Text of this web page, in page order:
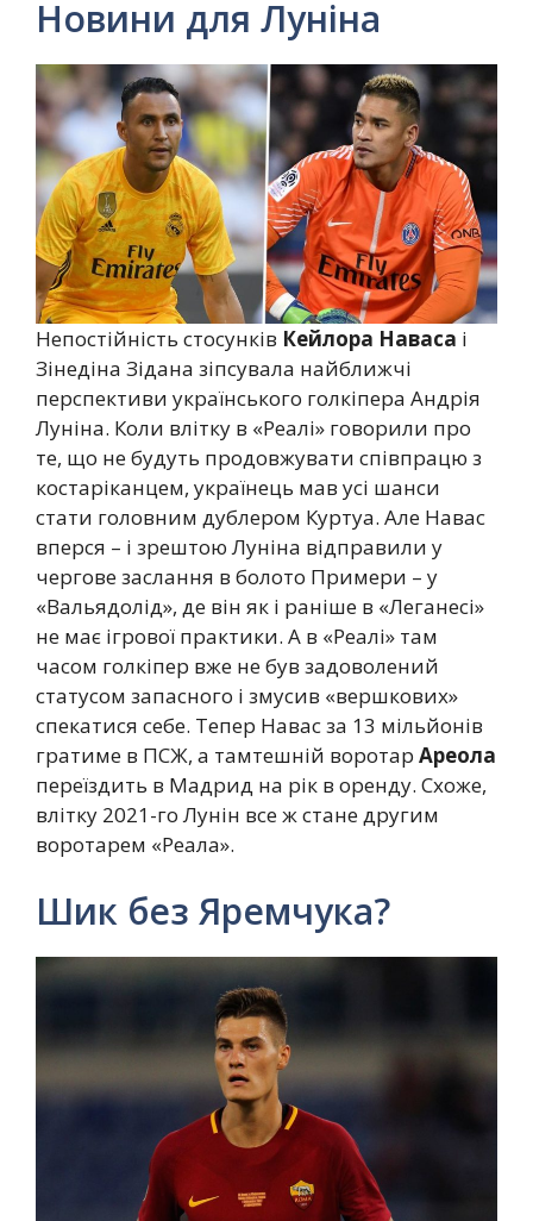
Новини для Луніна
Непостійність стосунків Кейлора Наваса і
Зінедіна Зідана зіпсувала найближчі
перспективи українського голкіпера Андрія
Луніна. Коли влітку в «Реалі» говорили про
те, що не будуть продовжувати співпрацю з
костаріканцем, українець мав усі шанси
стати головним дублером Куртуа. Але Навас
вперся – і зрештою Луніна відправили у
чергове заслання в болото Примери – у
«Вальядолід», де він як і раніше в «Леганесі»
не має ігрової практики. А в «Реалі» там
часом голкіпер вже не був задоволений
статусом запасного і змусив «вершкових»
спекатися себе. Тепер Навас за 13 мільйонів
гратиме в ПСЖ, а тамтешній воротар Ареола
переїздить в Мадрид на рік в оренду. Схоже,
влітку 2021-го Лунін все ж стане другим
воротарем «Реала».
Шик без Яремчука?